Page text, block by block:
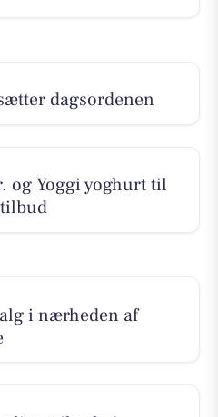
dagsordenen
og Yoggi yoghurt til
i nærheden af